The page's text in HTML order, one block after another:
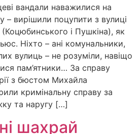
вандали наважилися на
– вирішили поцупити з вулиці
і Пушкіна), як
Ніхто – ані комунальники,
вулиць – не розуміли, навіщо
пам’ятники… За справу
з бюстом Михайла
кримінальну справу за
та наругу […]
шахрай